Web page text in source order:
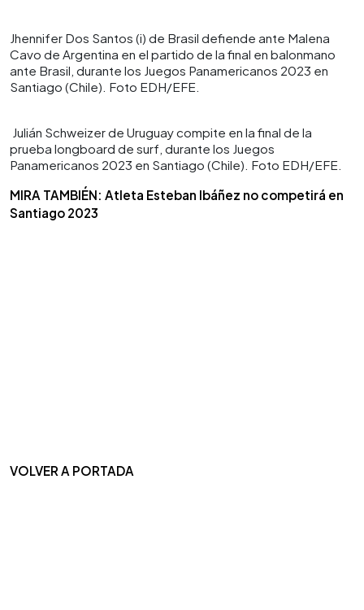
Jhennifer Dos Santos (i) de Brasil defiende ante Malena
Cavo de Argentina en el partido de la final en balonmano
ante Brasil, durante los Juegos Panamericanos 2023 en
Santiago (Chile). Foto EDH/EFE.
Julián Schweizer de Uruguay compite en la final de la
prueba longboard de surf, durante los Juegos
Panamericanos 2023 en Santiago (Chile). Foto EDH/EFE.
MIRA TAMBIÉN: Atleta Esteban Ibáñez no competirá en
Santiago 2023
VOLVER A PORTADA